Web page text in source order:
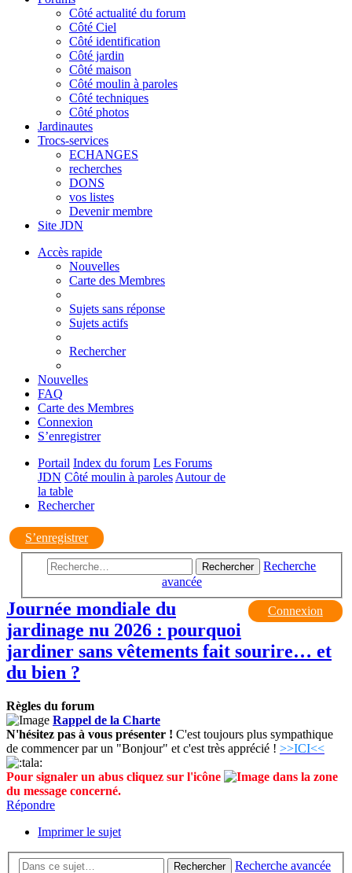
Côté actualité du forum
Côté Ciel
Côté identification
Côté jardin
Côté maison
Côté moulin à paroles
Côté techniques
Côté photos
Jardinautes
Trocs-services
ECHANGES
recherches
DONS
vos listes
Devenir membre
Site JDN
Accès rapide
Nouvelles
Carte des Membres
Sujets sans réponse
Sujets actifs
Rechercher
Nouvelles
FAQ
Carte des Membres
Connexion
S’enregistrer
Portail Index du forum Les Forums
JDN Côté moulin à parolesAutour de
la table
Rechercher
S’enregistrer
Rechercher
Recherche
avancée
Connexion
Journée mondiale du
jardinage nu 2026 : pourquoi
jardiner sans vêtements fait sourire… et
du bien ?
Règles du forum
Rappel de la Charte
N'hésitez pas à vous présenter ! C'est toujours plus sympathique
de commencer par un "Bonjour" et c'est très apprécié ! >>ICI<<
Pour signaler un abus cliquez sur l'icône
dans la zone
du message concerné.
Répondre
Imprimer le sujet
Rechercher
Recherche avancée